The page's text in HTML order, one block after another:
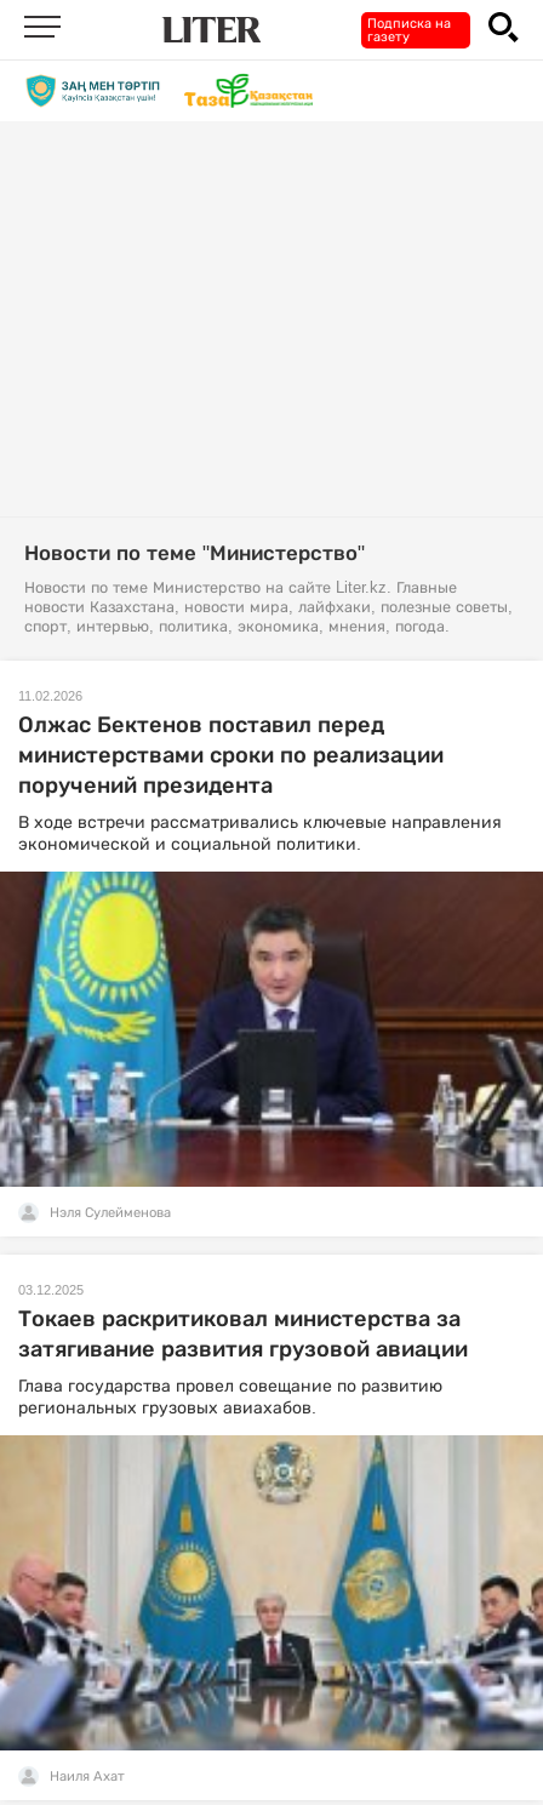
Подписка на
газету
Новости по теме "Министерство"
Новости по теме Министерство на сайте Liter.kz. Главные
новости Казахстана, новости мира, лайфхаки, полезные советы,
спорт, интервью, политика, экономика, мнения, погода.
11.02.2026
Олжас Бектенов поставил перед
министерствами сроки по реализации
поручений президента
В ходе встречи рассматривались ключевые направления
экономической и социальной политики.
Нэля Сулейменова
03.12.2025
Токаев раскритиковал министерства за
затягивание развития грузовой авиации
Глава государства провел совещание по развитию
региональных грузовых авиахабов.
Наиля Ахат